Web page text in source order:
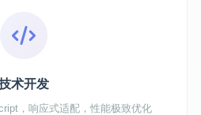
术开发
，响应式适配，性能极致优化